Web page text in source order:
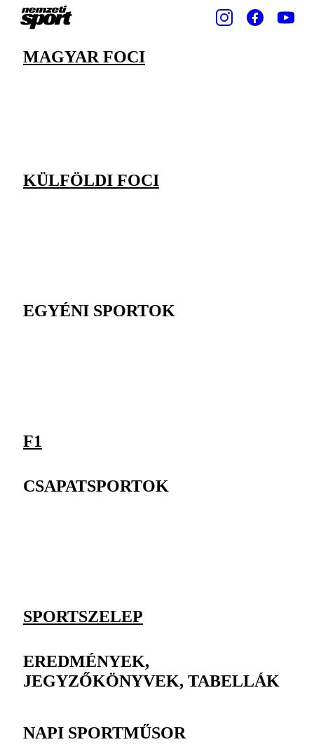
MAGYAR FOCI
KÜLFÖLDI FOCI
EGYÉNI SPORTOK
F1
CSAPATSPORTOK
SPORTSZELEP
EREDMÉNYEK,
JEGYZŐKÖNYVEK, TABELLÁK
NAPI SPORTMŰSOR